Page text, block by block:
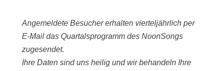
Angemeldete Besucher erhalten vierteljährlich per
E-Mail das Quartalsprogramm des NoonSongs
zugesendet.
Ihre Daten sind uns heilig und wir behandeln Ihre